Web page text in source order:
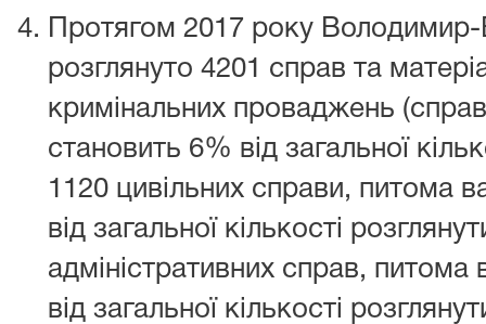
Протягом 2017 року
розглянуто 4201 справ та
кримінальних проваджень
становить 6% від загальної
1120 цивільних справи, питома
від загальної кількості
адміністративних справ,
від загальної кількості